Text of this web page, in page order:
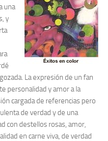
una
y
La expresión de un fan
personalidad y amor a la
cargada de referencias pero
de verdad y de una
con destellos rosas, amor,
en carne viva, de verdad